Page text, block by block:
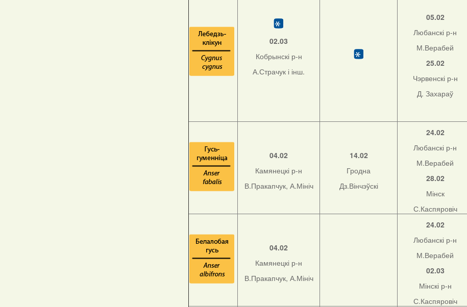
02.03
Кобрынскі р-н
А.Страчук і інш.
05.02
Любанскі р-н
М.Верабей
25.02
Чэрвенскі р-н
Д. Захараў
04.02
Камянецкі р-н
В.Пракапчук, А.Мініч
14.02
Гродна
Дз.Вінчэўскі
24.02
Любанскі р-н
М.Верабей
28.02
Мінск
С.Каспяровіч
04.02
Камянецкі р-н
В.Пракапчук, А.Мініч
24.02
Любанскі р-н
М.Верабей
02.03
Мінскі р-н
С.Каспяровіч